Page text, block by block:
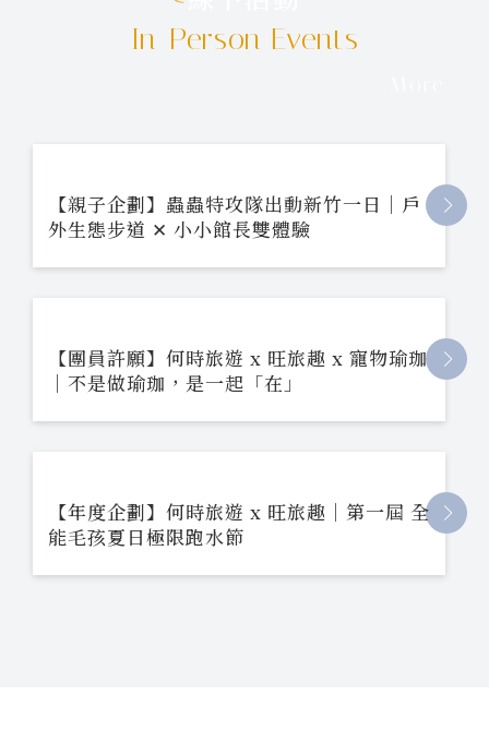
In-Person Events
【親子企劃】蟲蟲特攻隊出動新竹一日｜戶
外生態步道 ✕ 小小館長雙體驗
【團員許願】何時旅遊 x 旺旅趣 x 寵物瑜珈
｜不是做瑜珈，是一起「在」
【年度企劃】何時旅遊 x 旺旅趣｜第一屆 全
能毛孩夏日極限跑水節